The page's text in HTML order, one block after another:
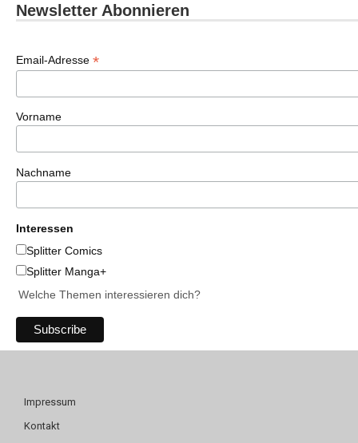
Newsletter Abonnieren
Email-Adresse *
Vorname
Nachname
Interessen
Splitter Comics
Splitter Manga+
Welche Themen interessieren dich?
Impressum
Kontakt